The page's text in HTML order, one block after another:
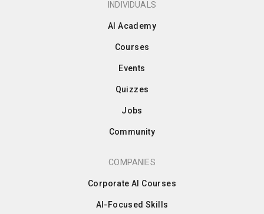
INDIVIDUALS
AI Academy
Courses
Events
Quizzes
Jobs
Community
COMPANIES
Corporate AI Courses
AI-Focused Skills